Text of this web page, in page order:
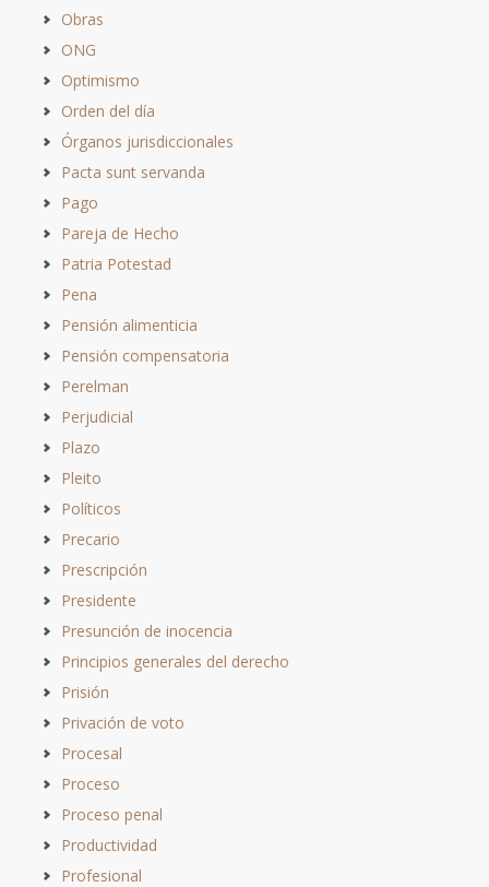
Obras
ONG
Optimismo
Orden del día
Órganos jurisdiccionales
Pacta sunt servanda
Pago
Pareja de Hecho
Patria Potestad
Pena
Pensión alimenticia
Pensión compensatoria
Perelman
Perjudicial
Plazo
Pleito
Políticos
Precario
Prescripción
Presidente
Presunción de inocencia
Principios generales del derecho
Prisión
Privación de voto
Procesal
Proceso
Proceso penal
Productividad
Profesional